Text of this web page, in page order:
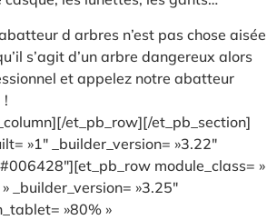
d arbres n’est pas chose aisée
s’agit d’un arbre dangereux alors
et appelez notre abatteur
!
et_pb_row][/et_pb_section]
»1″ _builder_version= »3.22″
module_class= »
_builder_version= »3.25″
»80% »